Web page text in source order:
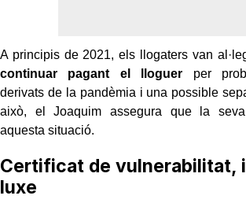
A principis de 2021, els llogaters van
continuar pagant el lloguer per
derivats de la pandèmia i una possible
això, el Joaquim assegura que la
aquesta situació.
Certificat de vulnerabilitat,
luxe